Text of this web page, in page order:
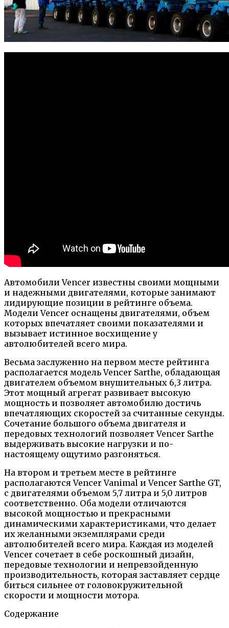
Автомобили Vencer известны своими мощными
и надежными двигателями, которые занимают
лидирующие позиции в рейтинге объема.
Модели Vencer оснащены двигателями, объем
которых впечатляет своими показателями и
вызывает истинное восхищение у
автолюбителей всего мира.
Весьма заслуженно на первом месте рейтинга
располагается модель Vencer Sarthe, обладающая
двигателем объемом внушительных 6,3 литра.
Этот мощный агрегат развивает высокую
мощность и позволяет автомобилю достичь
впечатляющих скоростей за считанные секунды.
Сочетание большого объема двигателя и
передовых технологий позволяет Vencer Sarthe
выдерживать высокие нагрузки и по-
настоящему ощутимо разгоняться.
На втором и третьем месте в рейтинге
располагаются Vencer Vanimal и Vencer Sarthe GT,
с двигателями объемом 5,7 литра и 5,0 литров
соответственно. Оба модели отличаются
высокой мощностью и прекрасными
динамическими характеристиками, что делает
их желанными экземплярами среди
автолюбителей всего мира. Каждая из моделей
Vencer сочетает в себе роскошный дизайн,
передовые технологии и непревзойденную
производительность, которая заставляет сердце
биться сильнее от головокружительной
скорости и мощности мотора.
Содержание